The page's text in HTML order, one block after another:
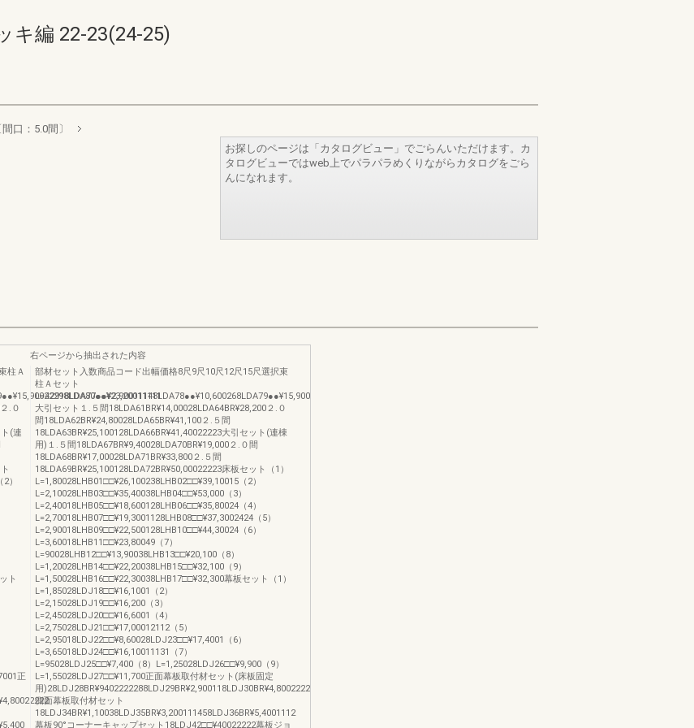
キ編 22-23(24-25)
口：5.0間〕
お探しのページは「カタログビュー」でごらんいただけます。カ
タログビューではweb上でパラパラめくりながらカタログをごら
んになれます。
柱Ａ
.０
(連
）
ト
正
右ページから抽出された内容
部材セット入数商品コード出幅価格8尺9尺10尺12尺15尺選択束
柱Ａセット
L=42918LDA77●●¥2,90011148LDA78●●¥10,600268LDA79●●¥15,900198LDA80●●¥23,20033334
大引セット１.５間18LDA61BR¥14,00028LDA64BR¥28,200２.０
間18LDA62BR¥24,80028LDA65BR¥41,100２.５間
18LDA63BR¥25,100128LDA66BR¥41,40022223大引セット(連棟
用)１.５間18LDA67BR¥9,40028LDA70BR¥19,000２.０間
18LDA68BR¥17,00028LDA71BR¥33,800２.５間
18LDA69BR¥25,100128LDA72BR¥50,00022223床板セット（1）
L=1,80028LHB01□□¥26,100238LHB02□□¥39,10015（2）
L=2,10028LHB03□□¥35,40038LHB04□□¥53,000（3）
L=2,40018LHB05□□¥18,600128LHB06□□¥35,80024（4）
L=2,70018LHB07□□¥19,3001128LHB08□□¥37,3002424（5）
L=2,90018LHB09□□¥22,500128LHB10□□¥44,30024（6）
L=3,60018LHB11□□¥23,80049（7）
L=90028LHB12□□¥13,90038LHB13□□¥20,100（8）
L=1,20028LHB14□□¥22,20038LHB15□□¥32,100（9）
L=1,50028LHB16□□¥22,30038LHB17□□¥32,300幕板セット（1）
L=1,85028LDJ18□□¥16,1001（2）
L=2,15028LDJ19□□¥16,200（3）
L=2,45028LDJ20□□¥16,6001（4）
L=2,75028LDJ21□□¥17,00012112（5）
L=2,95018LDJ22□□¥8,60028LDJ23□□¥17,4001（6）
L=3,65018LDJ24□□¥16,10011131（7）
L=95028LDJ25□□¥7,400（8）L=1,25028LDJ26□□¥9,900（9）
L=1,55028LDJ27□□¥11,700正面幕板取付材セット(床板固定
用)28LDJ28BR¥9402222288LDJ29BR¥2,900118LDJ30BR¥4,80022222
側面幕板取付材セット
18LDJ34BR¥1,10038LDJ35BR¥3,200111458LDJ36BR¥5,4001112
幕板90°コーナーキャップセット18LDJ42□□¥40022222幕板ジョ